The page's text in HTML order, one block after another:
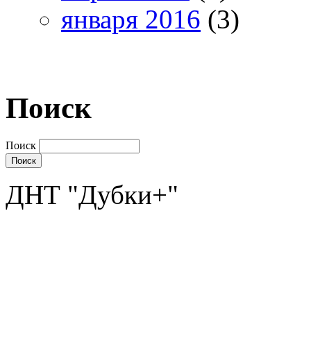
января 2016 (3)
Поиск
Поиск
ДНТ "Дубки+"